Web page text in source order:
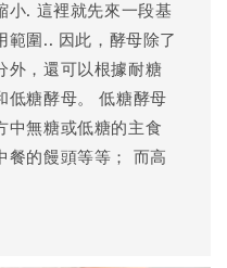
小. 這裡就先來一段基
範圍.. 因此，酵母除了
外，還可以根據耐糖
低糖酵母。 低糖酵母
中無糖或低糖的主食
餐的饅頭等等； 而高